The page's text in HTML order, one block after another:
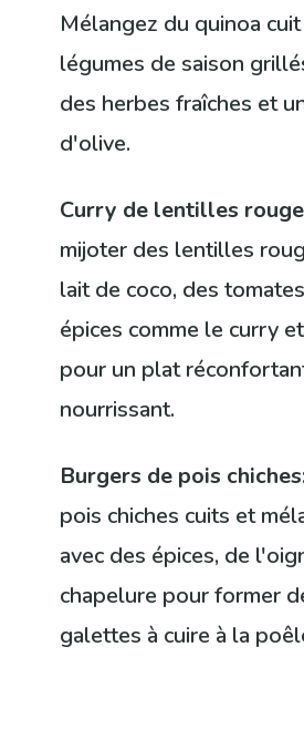
Mélangez du quinoa
légumes de saison
des herbes fraîches et
d'olive.
Curry de lentilles
mijoter des lentilles
lait de coco, des
épices comme le curry
pour un plat
nourrissant.
Burgers de pois chiches
pois chiches cuits et
avec des épices, de
chapelure pour former
galettes à cuire à la